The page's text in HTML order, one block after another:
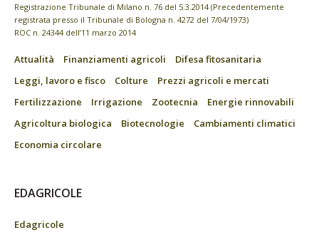
Registrazione Tribunale di Milano n. 76 del 5.3.2014 (Precedentemente
registrata presso il Tribunale di Bologna n. 4272 del 7/04/1973)
ROC n. 24344 dell’11 marzo 2014
Attualità Finanziamenti agricoli
Difesa fitosanitaria
Leggi, lavoro e fisco
Colture
Prezzi agricoli e mercati
Fertilizzazione
Irrigazione Zootecnia
Energie rinnovabili
Agricoltura biologica
Biotecnologie
Cambiamenti climatici
Economia circolare
EDAGRICOLE
Edagricole